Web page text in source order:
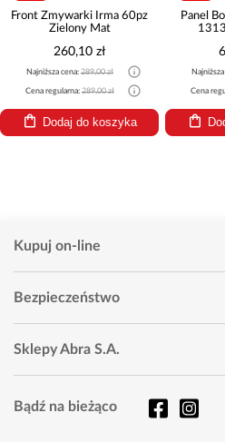
Front Zmywarki Irma 60pz
Zielony Mat
260,10 zł
Najniższa cena: 289,00 zł
Cena regularna: 289,00 zł
Dodaj do koszyka
Panel
Cena
Kupuj on-line
Bezpieczeństwo
Sklepy Abra S.A.
Bądź na bieżąco